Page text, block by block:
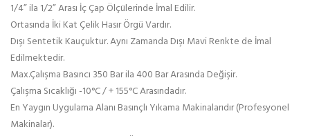
1/4” ila 1/2” Arası İç Çap Ölçülerinde İmal Edilir.
Ortasında İki Kat Çelik Hasır Örgü Vardır.
Dışı Sentetik Kauçuktur. Aynı Zamanda Dışı Mavi Renkte de İmal
Edilmektedir.
Max.Çalışma Basıncı 350 Bar ila 400 Bar Arasında Değişir.
Çalışma Sıcaklığı -10°C / + 155°C Arasındadır.
En Yaygın Uygulama Alanı Basınçlı Yıkama Makinalarıdır (Profesyonel
Makinalar).